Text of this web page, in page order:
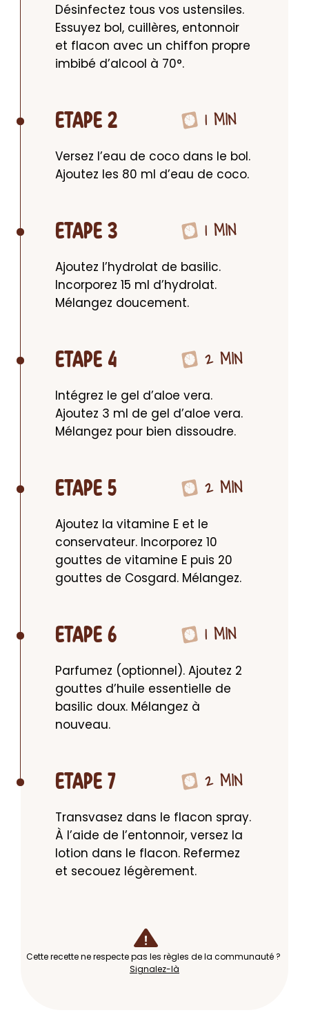
Désinfectez tous vos ustensiles.
Essuyez bol, cuillères, entonnoir
et flacon avec un chiffon propre
imbibé d’alcool à 70°.
ETAPE 2 1 MIN
Versez l’eau de coco dans le bol.
Ajoutez les 80 ml d’eau de coco.
ETAPE 3 1 MIN
Ajoutez l’hydrolat de basilic.
Incorporez 15 ml d’hydrolat.
Mélangez doucement.
ETAPE 4 2 MIN
Intégrez le gel d’aloe vera.
Ajoutez 3 ml de gel d’aloe vera.
Mélangez pour bien dissoudre.
ETAPE 5 2 MIN
Ajoutez la vitamine E et le
conservateur. Incorporez 10
gouttes de vitamine E puis 20
gouttes de Cosgard. Mélangez.
ETAPE 6 1 MIN
Parfumez (optionnel). Ajoutez 2
gouttes d’huile essentielle de
basilic doux. Mélangez à
nouveau.
ETAPE 7 2 MIN
Transvasez dans le flacon spray.
À l’aide de l’entonnoir, versez la
lotion dans le flacon. Refermez
et secouez légèrement.
Cette recette ne respecte pas les règles de la communauté ?
Signalez-là